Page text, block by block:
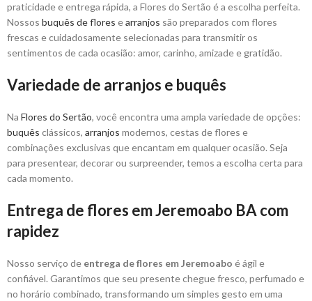
praticidade e entrega rápida, a Flores do Sertão é a escolha perfeita.
Nossos buquês de flores earranjos são preparados com flores
frescas e cuidadosamente selecionadas para transmitir os
sentimentos de cada ocasião: amor, carinho, amizade e gratidão.
Variedade de arranjos e buquês
Na Flores do Sertão, você encontra uma ampla variedade de opções:
buquês clássicos, arranjos modernos, cestas de flores e
combinações exclusivas que encantam em qualquer ocasião. Seja
para presentear, decorar ou surpreender, temos a escolha certa para
cada momento.
Entrega de flores em Jeremoabo BA com
rapidez
Nosso serviço de entrega de flores em Jeremoabo é ágil e
confiável. Garantimos que seu presente chegue fresco, perfumado e
no horário combinado, transformando um simples gesto em uma